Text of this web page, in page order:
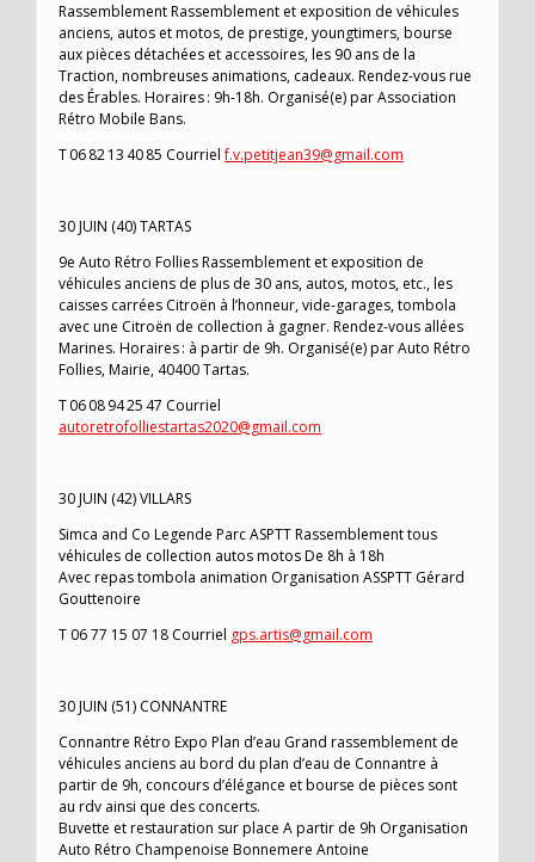
Rassemblement Rassemblement et exposition de véhicules
anciens, autos et motos, de prestige, youngtimers, bourse
aux pièces détachées et accessoires, les 90 ans de la
Traction, nombreuses animations, cadeaux. Rendez-vous rue
des Érables. Horaires : 9h-18h. Organisé(e) par Association
Rétro Mobile Bans.
T 06 82 13 40 85 Courrielf.v.petitjean39@gmail.com
30 JUIN (40) TARTAS
9e Auto Rétro Follies Rassemblement et exposition de
véhicules anciens de plus de 30 ans, autos, motos, etc., les
caisses carrées Citroën à l’honneur, vide-garages, tombola
avec une Citroën de collection à gagner. Rendez-vous allées
Marines. Horaires : à partir de 9h. Organisé(e) par Auto Rétro
Follies, Mairie, 40400 Tartas.
T 06 08 94 25 47 Courriel
autoretrofolliestartas2020@gmail.com
30 JUIN (42) VILLARS
Simca and Co Legende Parc ASPTT Rassemblement tous
véhicules de collection autos motos De 8h à 18h
Avec repas tombola animation Organisation ASSPTT Gérard
Gouttenoire
T 06 77 15 07 18 Courriel gps.artis@gmail.com
30 JUIN (51) CONNANTRE
Connantre Rétro Expo Plan d’eau Grand rassemblement de
véhicules anciens au bord du plan d’eau de Connantre à
partir de 9h, concours d’élégance et bourse de pièces sont
au rdv ainsi que des concerts.
Buvette et restauration sur place A partir de 9h Organisation
Auto Rétro Champenoise Bonnemere Antoine